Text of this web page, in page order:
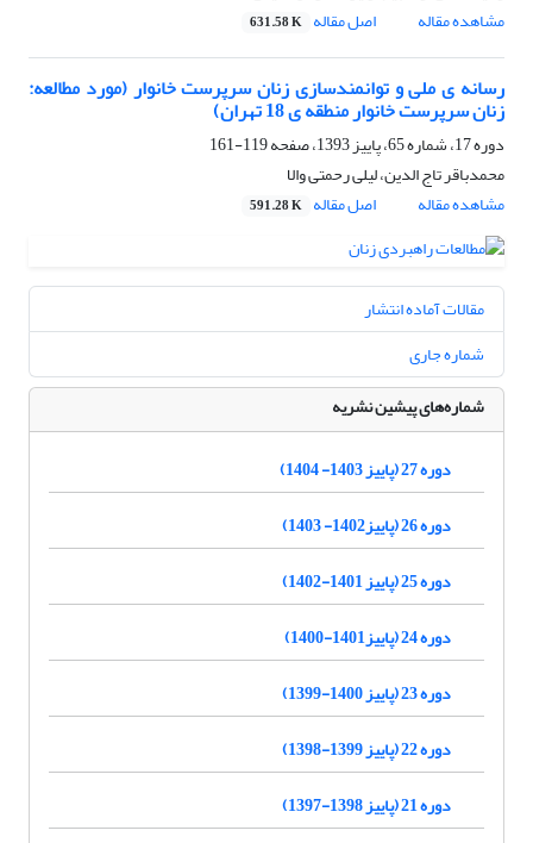
مشاهده مقاله
اصل مقاله 631.58 K
رسانه ی ملی و توانمندسازی زنان سرپرست خانوار (مورد مطالعه:
زنان سرپرست خانوار منطقه ی 18 تهران)
دوره 17، شماره 65، پاییز 1393، صفحه
119-161
محمدباقر تاج الدین، لیلی رحمتی والا
مشاهده مقاله
اصل مقاله 591.28 K
مقالات آماده انتشار
شماره جاری
شماره‌های پیشین نشریه
دوره 27 (پاییز 1403- 1404)
دوره 26 (پاییز1402- 1403)
دوره 25 (پاییز 1401-1402)
دوره 24 (پاییز1401-1400)
دوره 23 (پاییز 1400-1399)
دوره 22 (پاییز 1399-1398)
دوره 21 (پاییز 1398-1397)